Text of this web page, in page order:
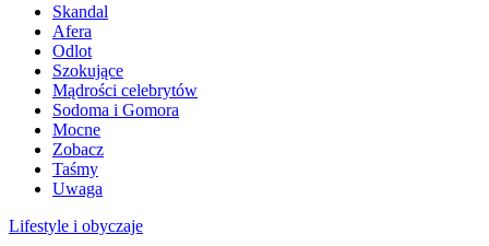
Skandal
Afera
Odlot
Szokujące
Mądrości celebrytów
Sodoma i Gomora
Mocne
Zobacz
Taśmy
Uwaga
Lifestyle i obyczaje